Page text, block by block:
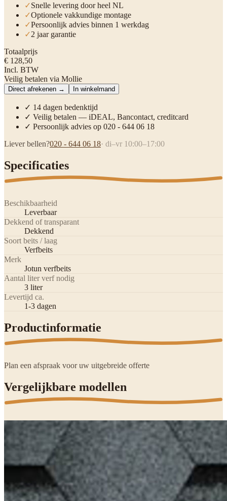
✓Snelle levering door heel NL
✓Optionele vakkundige montage
✓Persoonlijk advies binnen 1 werkdag
✓2 jaar garantie
Totaalprijs
€ 128,50
Incl. BTW
Veilig betalen via Mollie
Direct afrekenen → In winkelmand
✓ 14 dagen bedenktijd
✓ Veilig betalen — iDEAL, Bancontact, creditcard
✓ Persoonlijk advies op 020 - 644 06 18
Liever bellen?020 - 644 06 18· di–vr 10:00–17:00
Specificaties
Beschikbaarheid
Leverbaar
Dekkend of transparant
Dekkend
Soort beits / laag
Verfbeits
Merk
Jotun verfbeits
Aantal liter verf nodig
3 liter
Levertijd ca.
1-3 dagen
Productinformatie
Plan een afspraak voor uw uitgebreide offerte
Vergelijkbare modellen